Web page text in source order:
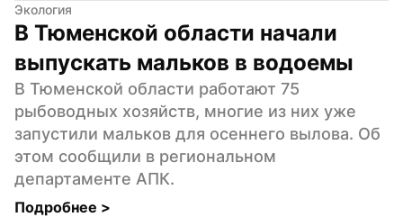
Экология
В Тюменской области начали
выпускать мальков в водоемы
В Тюменской области работают 75
рыбоводных хозяйств, многие из них уже
запустили мальков для осеннего вылова. Об
этом сообщили в региональном
департаменте АПК.
Подробнее >